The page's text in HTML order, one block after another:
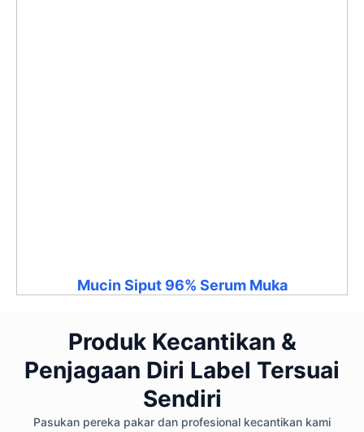
Mucin Siput 96% Serum Muka
Produk Kecantikan &
Penjagaan Diri Label Tersuai
Sendiri
Pasukan pereka pakar dan profesional kecantikan kami